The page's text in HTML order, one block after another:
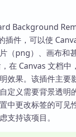
Background
插件，可以使
（png）、画布和
在 Canvas 文档中
效果。该插件主要
定义需要背景透明
中更改标签的可见
支持该项目。